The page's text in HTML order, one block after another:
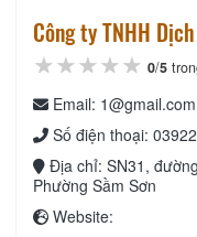
Công ty TNHH
★★★★★
★★★★★
★★★★★ 0/5
Email: 1@gmail.com
Số điện thoại:
Địa chỉ: SN31,
Phường Sầm Sơn
Website: